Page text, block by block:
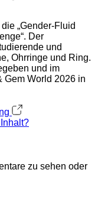
„Gender-Fluid
Der
und
Ohrringe und Ring.
und im
Gem World 2026 in
zu sehen oder